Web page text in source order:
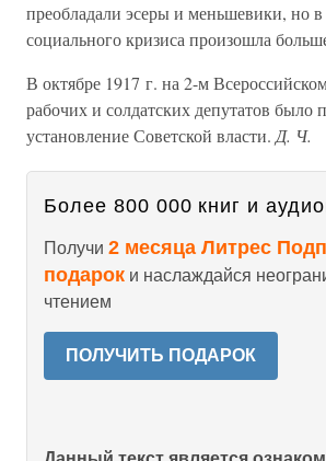
преобладали эсеры и меньшевики, но в
социального кризиса произошла
В октябре 1917 г. на 2-м
рабочих и солдатских депутатов было
установление Советской власти. Д. Ч.
Более 800 000 книг и
Получи 2 месяца Литрес
подарок и наслаждайся
чтением
ПОЛУЧИТЬ ПОДАРОК